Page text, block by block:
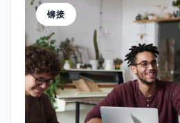
铆接